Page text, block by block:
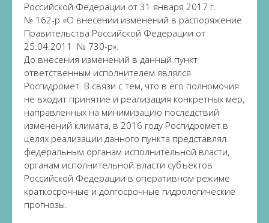
Российской Федерации от 31 января 2017 г.
№ 162-р «О внесении изменений в распоряжение
Правительства Российской Федерации от
25.04.2011 № 730-р».
До внесения изменений в данный пункт
ответственным исполнителем являлся
Росгидромет. В связи с тем, что в его полномочия
не входит принятие и реализация конкретных мер,
направленных на минимизацию последствий
изменений климата, в 2016 году Росгидромет в
целях реализации данного пункта представлял
федеральным органам исполнительной власти,
органам исполнительной власти субъектов
Российской Федерации в оперативном режиме
краткосрочные и долгосрочные гидрологические
прогнозы.